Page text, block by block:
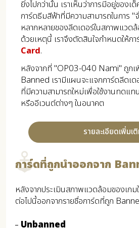
ยิ่งไปกว่านั้น เราเห็นว่าการมีอยู่ของ
การ์ดธีมสีฟ้าที่มีความสามารถในการ
หลากหลายของลีดเดอร์ในสภาพแวด
ด้วยเหตุนี้ เราจึงตัดสินใจกำหนดให้ก
Card.
หลังจากที่ "OP03-040 Nami" ถูกเ
Banned เรามีแผนจะแจกการ์ดลีดเ
ที่มีความสามารถใหม่เพื่อใช้งานทดแท
หรืออีเวนต์ต่างๆ ในอนาคต
รายละเอียดเพิ่มเ
การ์ดที่ถูกนำออกจาก
หลังจากประเมินสภาพแวดล้อมของเกม
ต่อไปนี้ออกจากรายชื่อการ์ดที่ถูก
Unbanned